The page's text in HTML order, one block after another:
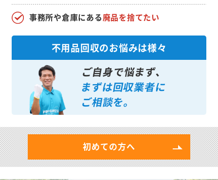
事務所や倉庫にある廃品を捨てたい
不用品回収のお悩みは様々
ご自身で悩まず、
まずは回収業者に
ご相談を。
初めての方へ